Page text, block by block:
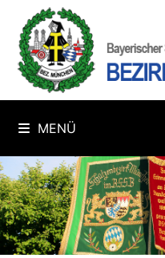
Inhalt
springen
MENÜ